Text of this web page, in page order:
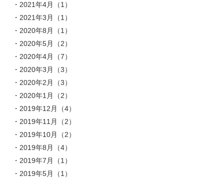
2021年4月（1）
2021年3月（1）
2020年8月（1）
2020年5月（2）
2020年4月（7）
2020年3月（3）
2020年2月（3）
2020年1月（2）
2019年12月（4）
2019年11月（2）
2019年10月（2）
2019年8月（4）
2019年7月（1）
2019年5月（1）